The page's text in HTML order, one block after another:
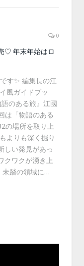
0
♡ 年末年始はロ
す✨ 編集長の江
風ガイドブッ
のある旅』江國
は「物語のある
の場所を取り上
よりも深く掘り
しい発見があっ
クワクが湧き上
踏の領域に…